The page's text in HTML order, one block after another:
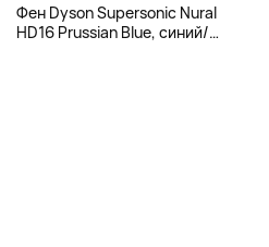
Фен Dyson Supersonic Nural
HD16 Prussian Blue, синий/